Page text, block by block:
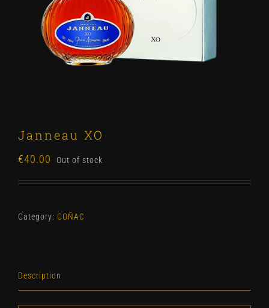
Janneau XO
€40.00 Out of stock
Category: COÑAC
Description